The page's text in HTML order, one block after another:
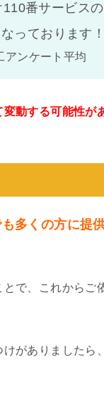
番サービスの
っております！
ンケート平均
動する可能性が
多くの方に提
で、これからご
がありましたら